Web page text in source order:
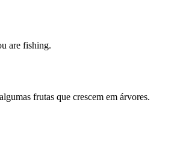
are fishing.
frutas que crescem em árvores.